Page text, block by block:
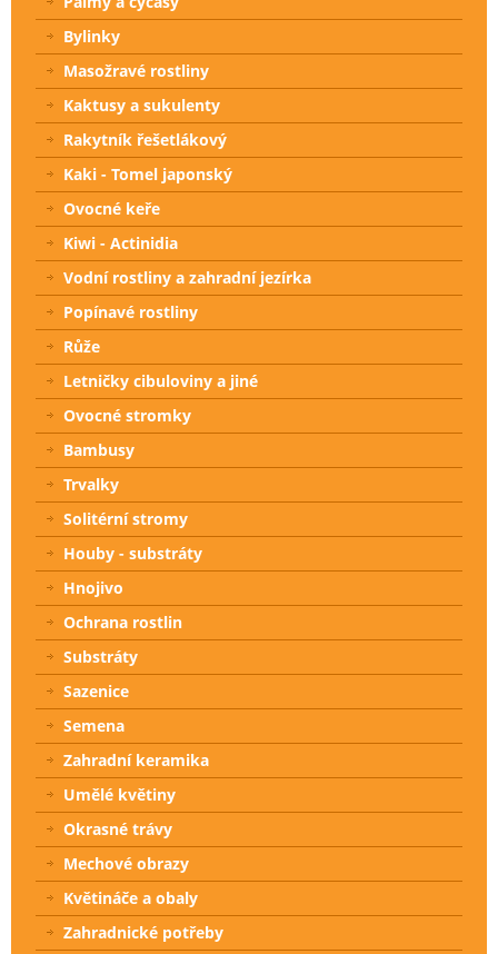
Bylinky
Masožravé rostliny
Kaktusy a sukulenty
Rakytník řešetlákový
Kaki - Tomel japonský
Ovocné keře
Kiwi - Actinidia
Vodní rostliny a zahradní jezírka
Popínavé rostliny
Růže
Letničky cibuloviny a jiné
Ovocné stromky
Bambusy
Trvalky
Solitérní stromy
Houby - substráty
Hnojivo
Ochrana rostlin
Substráty
Sazenice
Semena
Zahradní keramika
Umělé květiny
Okrasné trávy
Mechové obrazy
Květináče a obaly
Zahradnické potřeby